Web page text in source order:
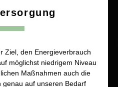
Ziel, den Energieverbrauch
möglichst niedrigem Niveau
Maßnahmen auch die
genau auf unseren Bedarf